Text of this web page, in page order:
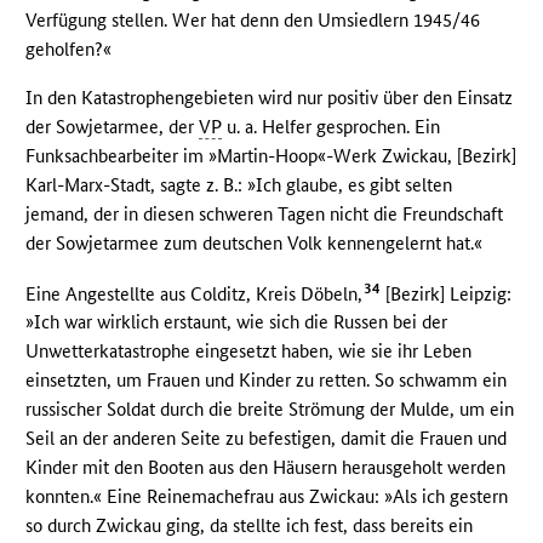
Verfügung stellen. Wer hat denn den Umsiedlern 1945/46
geholfen?«
In den Katastrophengebieten wird nur positiv über den Einsatz
der Sowjetarmee, derVP u. a. Helfer gesprochen. Ein
Funksachbearbeiter im »Martin-Hoop«-Werk Zwickau, [Bezirk]
Karl-Marx-Stadt, sagte z. B.: »Ich glaube, es gibt selten
jemand, der in diesen schweren Tagen nicht die Freundschaft
der Sowjetarmee zum deutschen Volk kennengelernt hat.«
Eine Angestellte aus Colditz, Kreis Döbeln,34 [Bezirk] Leipzig:
»Ich war wirklich erstaunt, wie sich die Russen bei der
Unwetterkatastrophe eingesetzt haben, wie sie ihr Leben
einsetzten, um Frauen und Kinder zu retten. So schwamm ein
russischer Soldat durch die breite Strömung der Mulde, um ein
Seil an der anderen Seite zu befestigen, damit die Frauen und
Kinder mit den Booten aus den Häusern herausgeholt werden
konnten.« Eine Reinemachefrau aus Zwickau: »Als ich gestern
so durch Zwickau ging, da stellte ich fest, dass bereits ein